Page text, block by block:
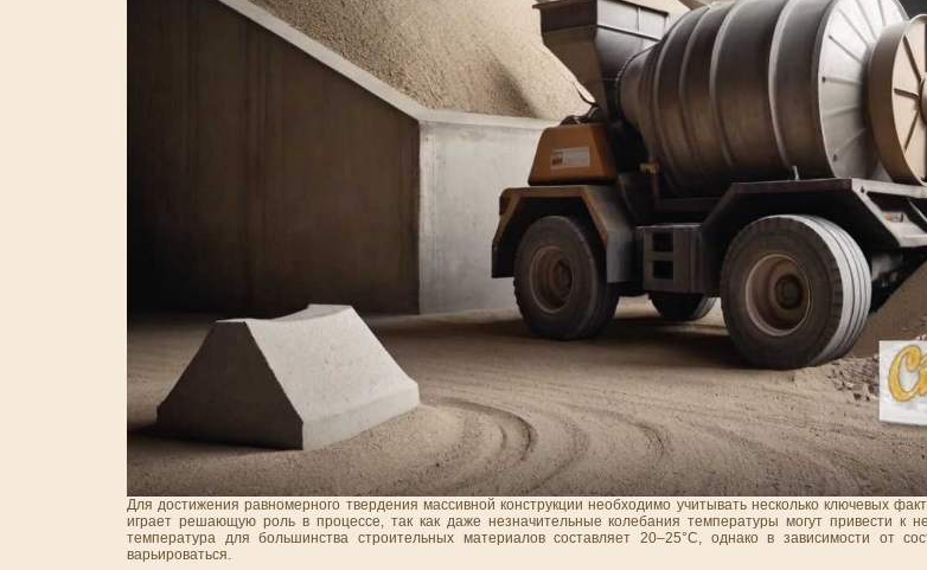
Для достижения равномерного твердения массивной конструкции необходимо учитывать несколько ключевых
играет решающую роль в процессе, так как даже незначительные колебания температуры могут привести к
температура для большинства строительных материалов составляет 20–25°C, однако в зависимости от
варьироваться.